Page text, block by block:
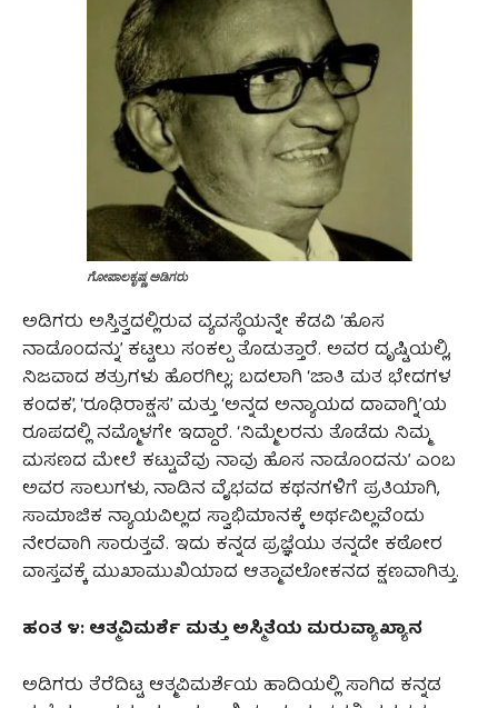
ಗೋಪಾಲಕೃಷ್ಣ ಅಡಿಗರು
ಅಡಿಗರು ಅಸ್ತಿತ್ವದಲ್ಲಿರುವ ವ್ಯವಸ್ಥೆಯನ್ನೇ ಕೆಡವಿ ‘ಹೊಸ
ನಾಡೊಂದನ್ನು’ ಕಟ್ಟಲು ಸಂಕಲ್ಪ ತೊಡುತ್ತಾರೆ. ಅವರ ದೃಷ್ಟಿಯಲ್ಲಿ,
ನಿಜವಾದ ಶತ್ರುಗಳು ಹೊರಗಿಲ್ಲ; ಬದಲಾಗಿ ‘ಜಾತಿ ಮತ ಭೇದಗಳ
ಕಂದಕ’, ‘ರೂಢಿರಾಕ್ಷಸ’ ಮತ್ತು ‘ಅನ್ನದ ಅನ್ಯಾಯದ ದಾವಾಗ್ನಿ’ಯ
ರೂಪದಲ್ಲಿ ನಮ್ಮೊಳಗೇ ಇದ್ದಾರೆ. ‘ನಿಮ್ಮೆಲರನು ತೊಡೆದು ನಿಮ್ಮ
ಮಸಣದ ಮೇಲೆ ಕಟ್ಟುವೆವು ನಾವು ಹೊಸ ನಾಡೊಂದನು’ ಎಂಬ
ಅವರ ಸಾಲುಗಳು, ನಾಡಿನ ವೈಭವದ ಕಥನಗಳಿಗೆ ಪ್ರತಿಯಾಗಿ,
ಸಾಮಾಜಿಕ ನ್ಯಾಯವಿಲ್ಲದ ಸ್ವಾಭಿಮಾನಕ್ಕೆ ಅರ್ಥವಿಲ್ಲವೆಂದು
ನೇರವಾಗಿ ಸಾರುತ್ತವೆ. ಇದು ಕನ್ನಡ ಪ್ರಜ್ಞೆಯು ತನ್ನದೇ ಕಠೋರ
ವಾಸ್ತವಕ್ಕೆ ಮುಖಾಮುಖಿಯಾದ ಆತ್ಮಾವಲೋಕನದ ಕ್ಷಣವಾಗಿತ್ತು.
ಹಂತ ೪: ಆತ್ಮವಿಮರ್ಶೆ ಮತ್ತು ಅಸ್ಮಿತೆಯ ಮರುವ್ಯಾಖ್ಯಾನ
ಅಡಿಗರು ತೆರೆದಿಟ್ಟ ಆತ್ಮವಿಮರ್ಶೆಯ ಹಾದಿಯಲ್ಲಿ ಸಾಗಿದ ಕನ್ನಡ